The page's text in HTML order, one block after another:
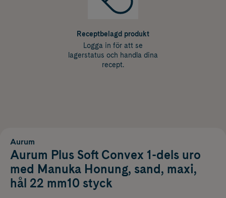
Receptbelagd produkt
Logga in för att se
lagerstatus och handla dina
recept.
Aurum
Aurum Plus Soft Convex 1-dels uro
med Manuka Honung, sand, maxi,
hål 22 mm10 styck